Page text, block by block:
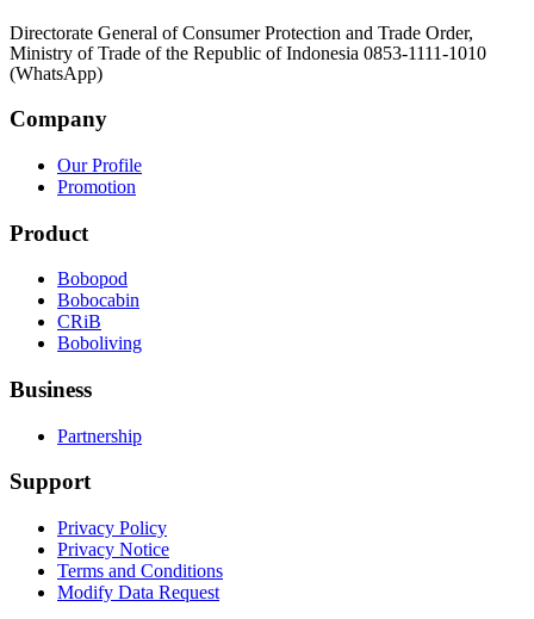
Directorate General of Consumer Protection and Trade Order,
Ministry of Trade of the Republic of Indonesia 0853-1111-1010
(WhatsApp)
Company
Our Profile
Promotion
Product
Bobopod
Bobocabin
CRiB
Boboliving
Business
Partnership
Support
Privacy Policy
Privacy Notice
Terms and Conditions
Modify Data Request